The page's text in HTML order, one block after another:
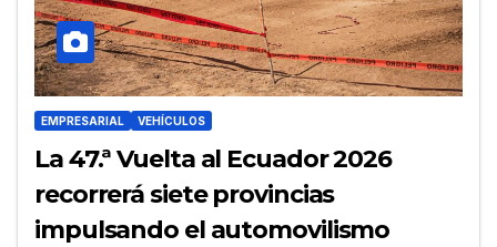
EMPRESARIAL VEHÍCULOS
La 47.ª Vuelta al Ecuador 2026
recorrerá siete provincias
impulsando el automovilismo